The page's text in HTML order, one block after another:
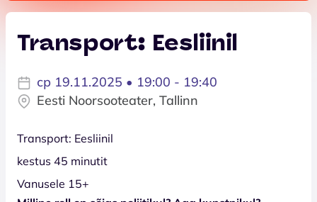
Transport: Eesliinil
ср 19.11.2025 • 19:00 - 19:40
Eesti Noorsooteater, Tallinn
Transport: Eesliinil
kestus 45 minutit
Vanusele 15+